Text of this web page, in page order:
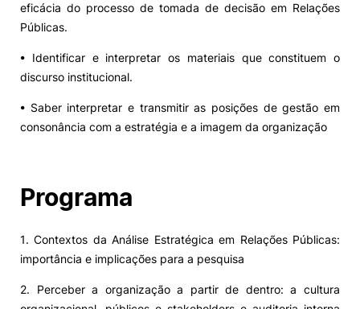
eficácia do processo de tomada de decisão em Relações
Públicas.
• Identificar e interpretar os materiais que constituem o
discurso institucional.
• Saber interpretar e transmitir as posições de gestão em
consonância com a estratégia e a imagem da organização
Programa
1. Contextos da Análise Estratégica em Relações Públicas:
importância e implicações para a pesquisa
2. Perceber a organização a partir de dentro: a cultura